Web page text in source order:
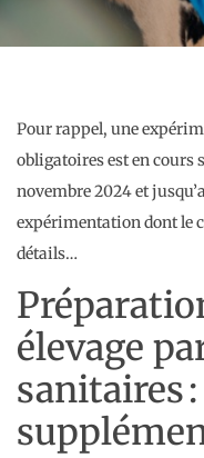
Pour rappel, une
obligatoires est en cours
novembre 2024 et
expérimentation dont le
détails…
élevage
sanitaires